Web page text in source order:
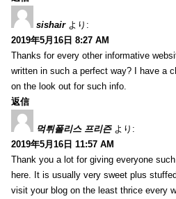
sishair より:
2019年5月16日 8:27 AM
Thanks for every other informative
written in such a perfect way? I have a
on the look out for such info.
返信
먹튀폴리스 프리즌 より:
2019年5月16日 11:57 AM
Thank you a lot for giving everyone
here. It is usually very sweet plus
visit your blog on the least thrice every